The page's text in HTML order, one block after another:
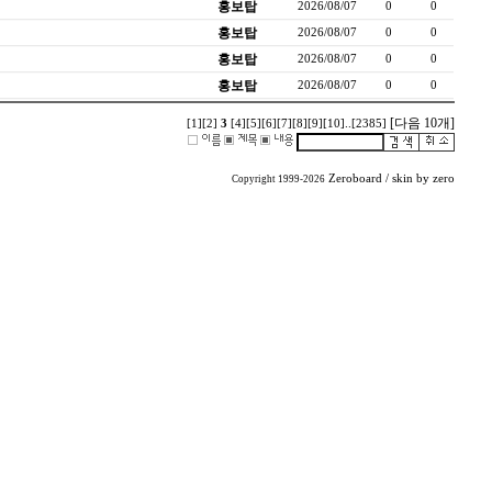
홍보탑 2026/08/07 0 0
홍보탑 2026/08/07 0 0
홍보탑 2026/08/07 0 0
홍보탑 2026/08/07 0 0
[1] [2] 3 [4] [5] [6] [7] [8] [9] [10] [2385] [다음 10개]
Copyright 1999-2026 Zeroboard / skin by zero